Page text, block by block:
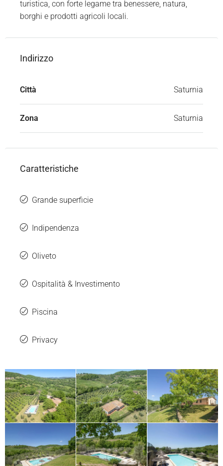
turistica, con forte legame tra benessere, natura,
borghi e prodotti agricoli locali.
Indirizzo
Città Saturnia
Zona Saturnia
Caratteristiche
Grande superficie
Indipendenza
Oliveto
Ospitalità & Investimento
Piscina
Privacy